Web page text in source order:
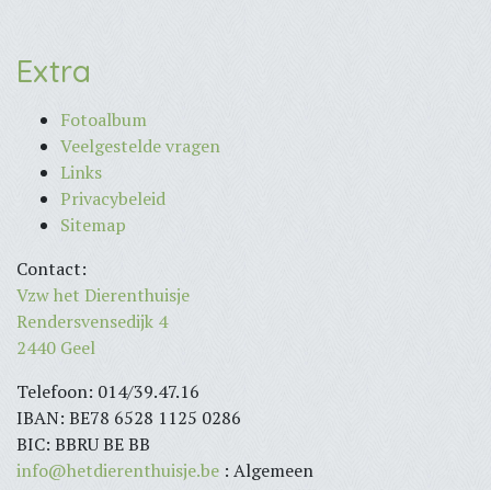
Extra
Fotoalbum
Veelgestelde vragen
Links
Privacybeleid
Sitemap
Contact:
Vzw het Dierenthuisje
Rendersvensedijk 4
2440 Geel
Telefoon: 014/39.47.16
IBAN: BE78 6528 1125 0286
BIC: BBRU BE BB
info@hetdierenthuisje.be : Algemeen